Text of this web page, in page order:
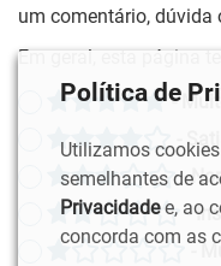
um comentário, dúvida
Em geral, esta página
-
-
-
-
-
Política de
Utilizamos
semelhantes de
Privacidadee, ao
concorda com as